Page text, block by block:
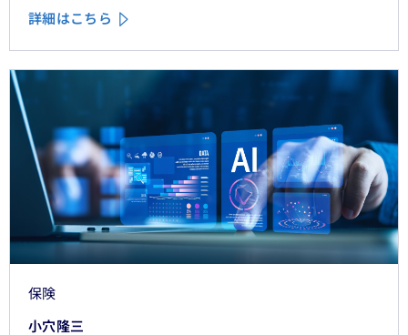
詳細はこちら
保険
小穴隆三